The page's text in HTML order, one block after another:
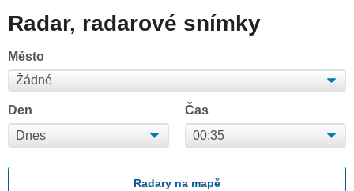
Radar, radarové snímky
Město
Den Čas
Radary na mapě